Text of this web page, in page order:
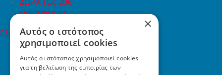
ΠΡΟΣΦΟΡΕΣ
Εξυπηρέτηση Πελατών
Εξυπηρέτηση πελατών
Συχνές ερωτήσεις
Όροι χρήσης
×
Αυτός ο ιστότοπος
χρησιμοποιεί cookies
Αυτός ο ιστότοπος χρησιμοποιεί cookies
για τη βελτίωση της εμπειρίας των